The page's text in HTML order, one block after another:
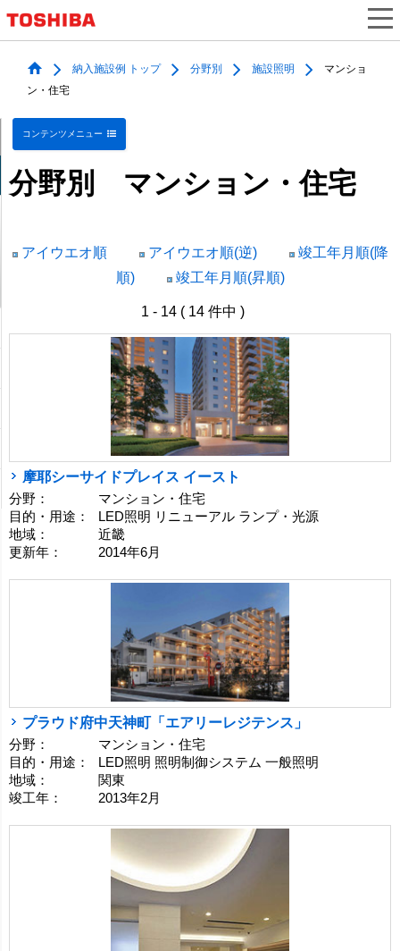
納入施設例 トップ 分野別 施設照明
マンショ
ン・住宅
コンテンツメニュー
分野別 マンション・住宅
アイウエオ順 アイウエオ順(逆)
竣工年月順(降
順)
竣工年月順(昇順)
1 - 14 ( 14 件中 )
摩耶シーサイドプレイス イースト
分野：
マンション・住宅
目的・用途：
LED照明 リニューアル ランプ・光源
地域：
近畿
更新年：
2014年6月
プラウド府中天神町「エアリーレジテンス」
分野：
マンション・住宅
目的・用途：
LED照明 照明制御システム 一般照明
地域：
関東
竣工年：
2013年2月